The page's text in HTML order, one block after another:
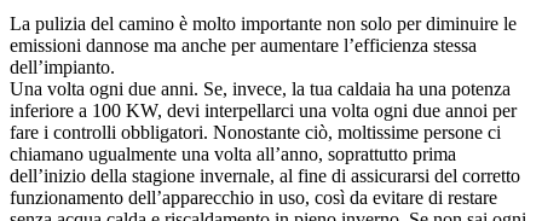
La pulizia del camino è molto importante non solo per diminuire le
emissioni dannose ma anche per aumentare l’efficienza stessa
dell’impianto.
Una volta ogni due anni. Se, invece, la tua caldaia ha una potenza
inferiore a 100 KW, devi interpellarci una volta ogni due annoi per
fare i controlli obbligatori. Nonostante ciò, moltissime persone ci
chiamano ugualmente una volta all’anno, soprattutto prima
dell’inizio della stagione invernale, al fine di assicurarsi del corretto
funzionamento dell’apparecchio in uso, così da evitare di restare